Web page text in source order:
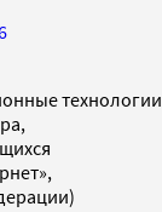
технологии